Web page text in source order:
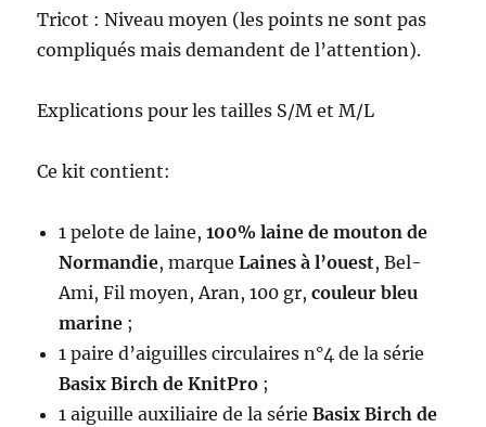
Tricot : Niveau moyen (les points ne sont pas
compliqués mais demandent de l’attention).
Explications pour les tailles S/M et M/L
Ce kit contient:
1 pelote de laine,100% laine de mouton de
Normandie, marqueLaines à l’ouest, Bel-
Ami, Fil moyen, Aran, 100 gr,couleur bleu
marine ;
1 paire d’aiguilles circulaires n°4 de la série
Basix Birch de KnitPro ;
1 aiguille auxiliaire de la série Basix Birch de